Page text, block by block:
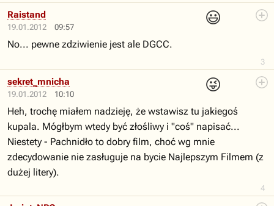
19.01.2012 09:57
😃
3
Raistand
No... pewne zdziwienie jest ale DGCC.
19.01.2012 10:10
😜
4
sekret_mnicha
Heh, trochę miałem nadzieję, że wstawisz tu jakiegoś
kupala. Mógłbym wtedy być złośliwy i "coś" napisać...
Niestety - Pachnidło to dobry film, choć wg mnie
zdecydowanie nie zasługuje na bycie Najlepszym Filmem (z
dużej litery).